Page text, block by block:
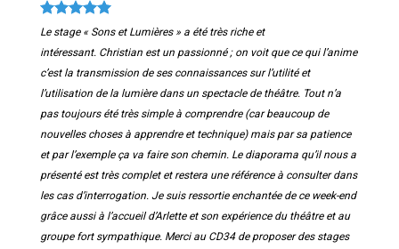
Le stage « Sons et Lumières » a été très riche et
intéressant. Christian est un passionné ; on voit que ce qui l’anime
c’est la transmission de ses connaissances sur l’utilité et
l’utilisation de la lumière dans un spectacle de théâtre. Tout n’a
pas toujours été très simple à comprendre (car beaucoup de
nouvelles choses à apprendre et technique) mais par sa patience
et par l’exemple ça va faire son chemin. Le diaporama qu’il nous a
présenté est très complet et restera une référence à consulter dans
les cas d’interrogation. Je suis ressortie enchantée de ce week-end
grâce aussi à l’accueil d’Arlette et son expérience du théâtre et au
groupe fort sympathique. Merci au CD34 de proposer des stages